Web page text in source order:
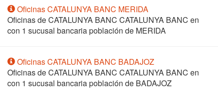
Oficinas CATALUNYA BANC MERIDA
Oficinas de CATALUNYA BANC CATALUNYA BANC en
con 1 sucusal bancaria población de MERIDA
Oficinas CATALUNYA BANC BADAJOZ
Oficinas de CATALUNYA BANC CATALUNYA BANC en
con 1 sucusal bancaria población de BADAJOZ